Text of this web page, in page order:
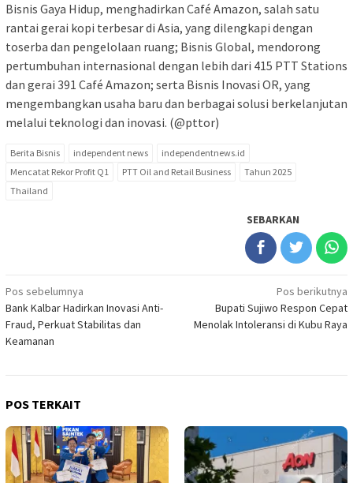
Bisnis Gaya Hidup, menghadirkan Café Amazon, salah satu
rantai gerai kopi terbesar di Asia, yang dilengkapi dengan
toserba dan pengelolaan ruang; Bisnis Global, mendorong
pertumbuhan internasional dengan lebih dari 415 PTT Stations
dan gerai 391 Café Amazon; serta Bisnis Inovasi OR, yang
mengembangkan usaha baru dan berbagai solusi berkelanjutan
melalui teknologi dan inovasi. (@pttor)
Berita Bisnis independent news
independentnews.id
Mencatat Rekor Profit Q1
PTT Oil and Retail Business
Tahun 2025
Thailand
SEBARKAN
Navigasi
pos
Pos sebelumnya
Bank Kalbar Hadirkan Inovasi Anti-
Fraud, Perkuat Stabilitas dan
Keamanan
Pos berikutnya
Bupati Sujiwo Respon Cepat
Menolak Intoleransi di Kubu Raya
POS TERKAIT